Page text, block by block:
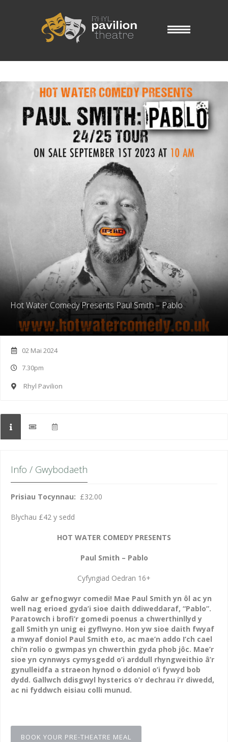
Hot Water Comedy Presents Paul Smith – Pablo
02 Mai 2024
7.30pm
Rhyl Pavilion
Info / Gwybodaeth
Prisiau Tocynnau: £32.00
Blychau £42 y sedd
HOT WATER COMEDY PRESENTS
Paul Smith – Pablo
Cyfyngiad Oedran 16+
Galw ar gefnogwyr comedi! Mae Paul Smith yn ôl ac yn
well nag erioed gyda’i sioe daith ddiweddaraf, “Pablo”.
Paratowch i brofi’r gomedi poenus a chwerthinllyd y
gall Smith yn unig ei gyflwyno. Hon yw sioe daith fwyaf
a mwyaf doniol Paul Smith eto, ac mae’n addo I’ch cael
chi’n rolio o gwmpas yn chwerthin gyda phob jôc. Mae’r
sioe yn cynnwys cymysgedd o’i arddull rhyngweithio â’r
gynulleidfa a straeon hynod o ddoniol o’i fywyd bob
dydd. Gallwch ddisgwyl hysterics o’r dechrau i’r diwedd,
ac ni fyddwch eisiau colli munud.
BOOK YOUR PRE-THEATRE MEAL